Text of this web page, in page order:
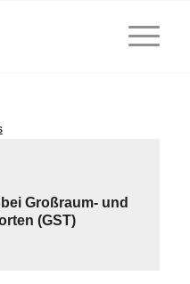
Großraum- und
(GST)